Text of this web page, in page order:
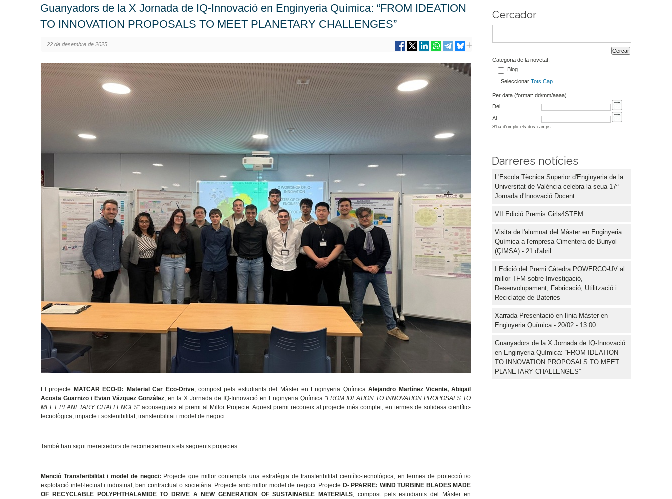
Guanyadors de la X Jornada de IQ-Innovació en Enginyeria Química: “FROM IDEATION
TO INNOVATION PROPOSALS TO MEET PLANETARY CHALLENGES”
22 de desembre de 2025
El projecte MATCAR ECO-D: Material Car Eco-Drive, compost pels estudiants del Màster en Enginyeria QuímicaAlejandro Martínez Vicente, Abigail
Acosta Guarnizo i Evian Vázquez González, en la X Jornada de IQ-Innovació en Enginyeria Química “FROM IDEATION TO INNOVATION PROPOSALS TO
MEET PLANETARY CHALLENGES”aconsegueix el premi al Millor Projecte. Aquest premi reconeix al projecte més complet, en termes de solidesa científic-
tecnològica, impacte i sostenibilitat, transferibilitat i model de negoci.
També han sigut mereixedors de reconeixements els següents projectes:
Menció Transferibilitat i model de negoci: Projecte que millor contempla una estratègia de transferibilitat científic-tecnològica, en termes de protecció i/o
explotació intel·lectual i industrial, ben contractual o societària. Projecte amb millor model de negoci. Projecte D- PPARRE: WIND TURBINE BLADES MADE
OF RECYCLABLE POLYPHTHALAMIDE TO DRIVE A NEW GENERATION OF SUSTAINABLE MATERIALS, compost pels estudiants del Màster en
Cercador
Categoria de la novetat:
Blog
Seleccionar Tots Cap
Per data (format: dd/mm/aaaa)
Del
Al
S'ha d'omplir els dos camps
Darreres notícies
L'Escola Tècnica Superior d'Enginyeria de la
Universitat de València celebra la seua 17ª
Jornada d'Innovació Docent
VII Edició Premis Girls4STEM
Visita de l'alumnat del Màster en Enginyeria
Química a l'empresa Cimentera de Bunyol
(ÇIMSA) - 21 d'abril.
I Edició del Premi Càtedra POWERCO-UV al
millor TFM sobre Investigació,
Desenvolupament, Fabricació, Utilització i
Reciclatge de Bateries
Xarrada-Presentació en línia Màster en
Enginyeria Química - 20/02 - 13.00
Guanyadors de la X Jornada de IQ-Innovació
en Enginyeria Química: “FROM IDEATION
TO INNOVATION PROPOSALS TO MEET
PLANETARY CHALLENGES”